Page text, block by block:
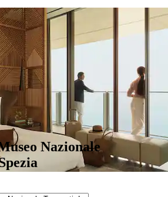
Nazionale